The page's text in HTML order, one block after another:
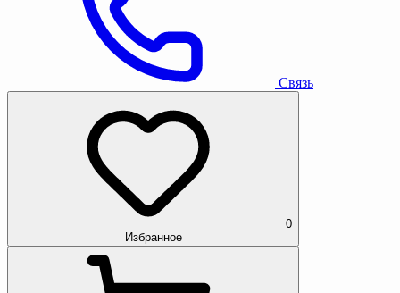
Связь
0
Избранное